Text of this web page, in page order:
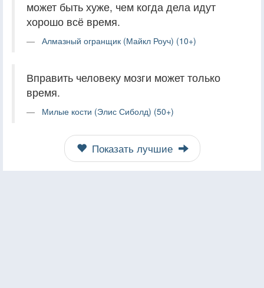
может быть хуже, чем когда дела идут
хорошо всё время.
Алмазный огранщик (Майкл Роуч) (10+)
Вправить человеку мозги может только
время.
Милые кости (Элис Сиболд) (50+)
Показать лучшие